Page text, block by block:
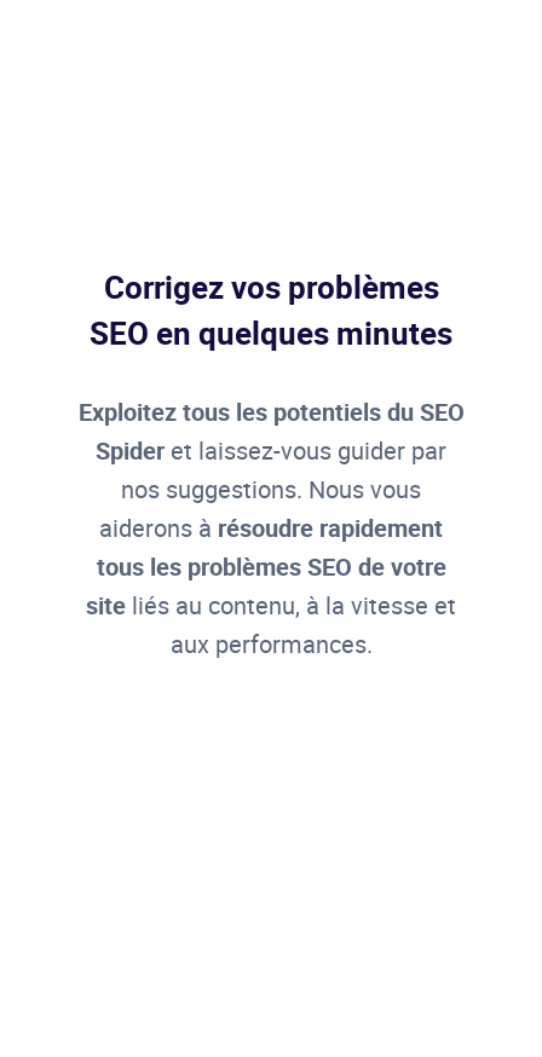
Corrigez vos problèmes
SEO en quelques minutes
Exploitez tous les potentiels du SEO
Spider et laissez-vous guider par
nos suggestions. Nous vous
aiderons à résoudre rapidement
tous les problèmes SEO de votre
site liés au contenu, à la vitesse et
aux performances.